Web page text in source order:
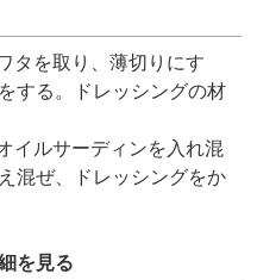
タを取り、薄切りにす
する。ドレッシングの材
イルサーディンを入れ混
混ぜ、ドレッシングをか
を見る